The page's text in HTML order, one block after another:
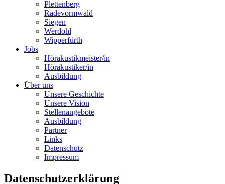
Plettenberg
Radevormwald
Siegen
Werdohl
Wipperfürth
Jobs
Hörakustikmeister/in
Hörakustiker/in
Ausbildung
Über uns
Unsere Geschichte
Unsere Vision
Stellenangebote
Ausbildung
Partner
Links
Datenschutz
Impressum
Datenschutzerklärung